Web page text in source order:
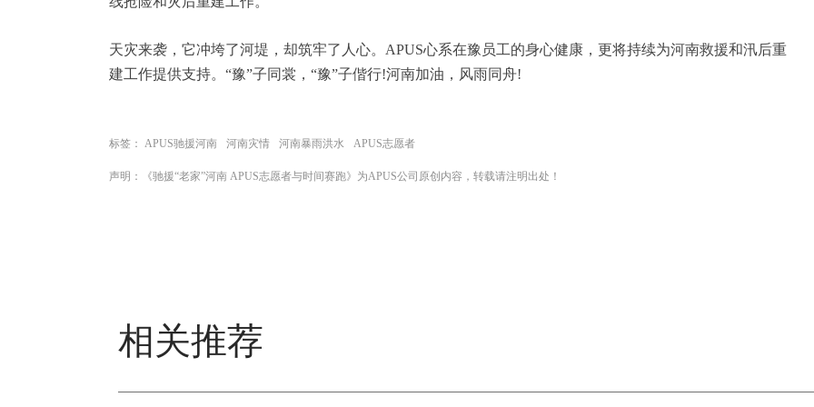
天灾来袭，它冲垮了河堤，却筑牢了人心。APUS心系在豫员工的身心健康，更将持续为河南救援和汛后重
建工作提供支持。“豫”子同裳，“豫”子偕行!河南加油，风雨同舟!
标签： APUS驰援河南 河南灾情 河南暴雨洪水 APUS志愿者
声明：《驰援“老家”河南 APUS志愿者与时间赛跑》为APUS公司原创内容，转载请注明出处！
相关推荐